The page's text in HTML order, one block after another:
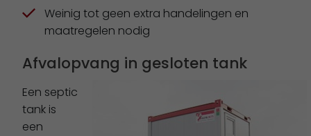
Weinig tot geen extra handelingen en
maatregelen nodig
Afvalopvang in gesloten tank
Een septic
tank is
een